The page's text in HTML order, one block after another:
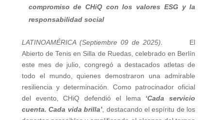
compromiso de CHiQ con los valores ESG y la
responsabilidad social
LATINOAMÉRICA (Septiembre 09 de 2025). El
Abierto de Tenis en Silla de Ruedas, celebrado en Berlín
este mes de julio, congregó a destacados atletas de
todo el mundo, quienes demostraron una admirable
resiliencia y determinación. Como patrocinador oficial
del evento, CHiQ defendió el lema ‘Cada servicio
cuenta. Cada vida brilla’, destacando el espíritu de los